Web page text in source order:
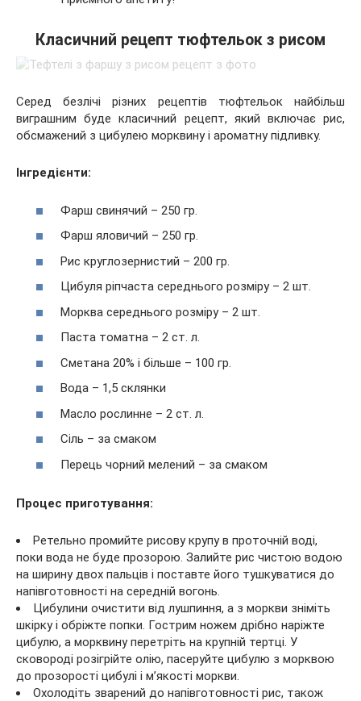
Класичний рецепт тюфтельок з рисом
Серед безлічі різних рецептів тюфтельок найбільш
виграшним буде класичний рецепт, який включає рис,
обсмажений з цибулею морквину і ароматну підливку.
Інгредієнти:
Фарш свинячий – 250 гр.
Фарш яловичий – 250 гр.
Рис круглозернистий – 200 гр.
Цибуля ріпчаста середнього розміру – 2 шт.
Морква середнього розміру – 2 шт.
Паста томатна – 2 ст. л.
Сметана 20% і більше – 100 гр.
Вода – 1,5 склянки
Масло рослинне – 2 ст. л.
Сіль – за смаком
Перець чорний мелений – за смаком
Процес приготування:
Ретельно промийте рисову крупу в проточній воді,
поки вода не буде прозорою. Залийте рис чистою водою
на ширину двох пальців і поставте його тушкуватися до
напівготовності на середній вогонь.
Цибулини очистити від лушпиння, а з моркви зніміть
шкірку і обріжте попки. Гострим ножем дрібно наріжте
цибулю, а морквину перетріть на крупній тертці. У
сковороді розігрійте олію, пасеруйте цибулю з морквою
до прозорості цибулі і м’якості моркви.
Охолодіть зварений до напівготовності рис, також